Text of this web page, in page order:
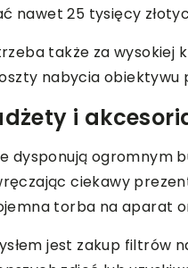
nawet 25 tysięcy
także za
nabycia
i
dysponują ogromnym
ciekawy
torba na aparat
jest zakup filtrów